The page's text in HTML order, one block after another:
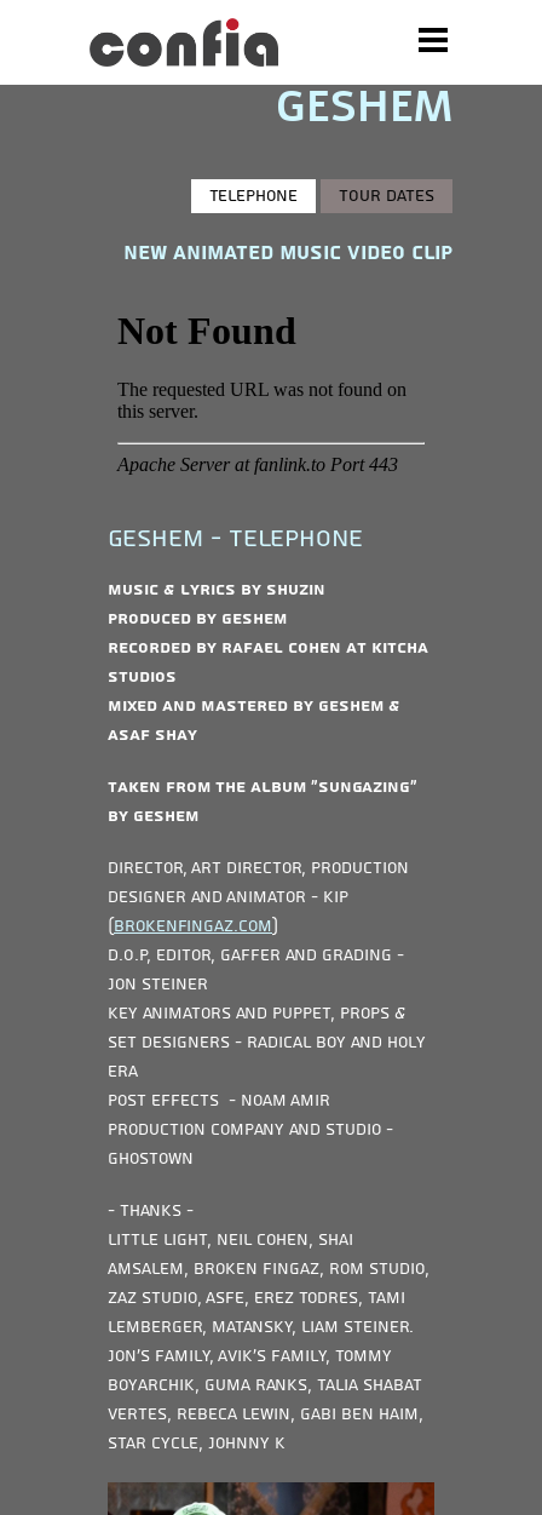
»
GESHEM
GESHEM
TOUR DATES
Telephone
New Animated Music Video CLip
geshem - telephone
Music & Lyrics by Shuzin
Produced by Geshem
Recorded by Rafael Cohen at Kitcha
Studios
Mixed and Mastered by Geshem &
Asaf Shay
Taken from the album “Sungazing”
by Geshem
Director, Art Director, Production
designer and Animator - Kip
(Brokenfingaz.com)
D.O.P, Editor, Gaffer and Grading -
Jon Steiner
Key animators and Puppet, props &
set designers - Radical Boy and Holy
Era
Post effects - Noam Amir
Production company and studio -
Ghostown
- Thanks -
Little Light, Neil Cohen, Shai
Amsalem, Broken Fingaz, Rom Studio,
Zaz Studio, Asfe, Erez Todres, Tami
Lemberger, Matansky, Liam Steiner.
Jon’s Family, Avik’s Family, Tommy
Boyarchik, Guma Ranks, Talia Shabat
Vertes, Rebeca Lewin, Gabi Ben Haim,
Star Cycle, Johnny K